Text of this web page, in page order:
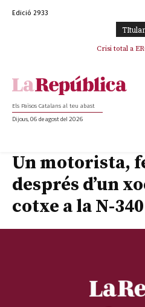
Edició 2933
Crisi total a
Els Països Catalans al teu abast
Dijous, 06 de agost del 2026
Un motorista,
després d’un
cotxe a la N-